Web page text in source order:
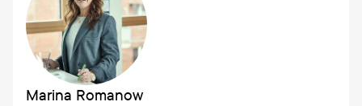
Marina Romanow